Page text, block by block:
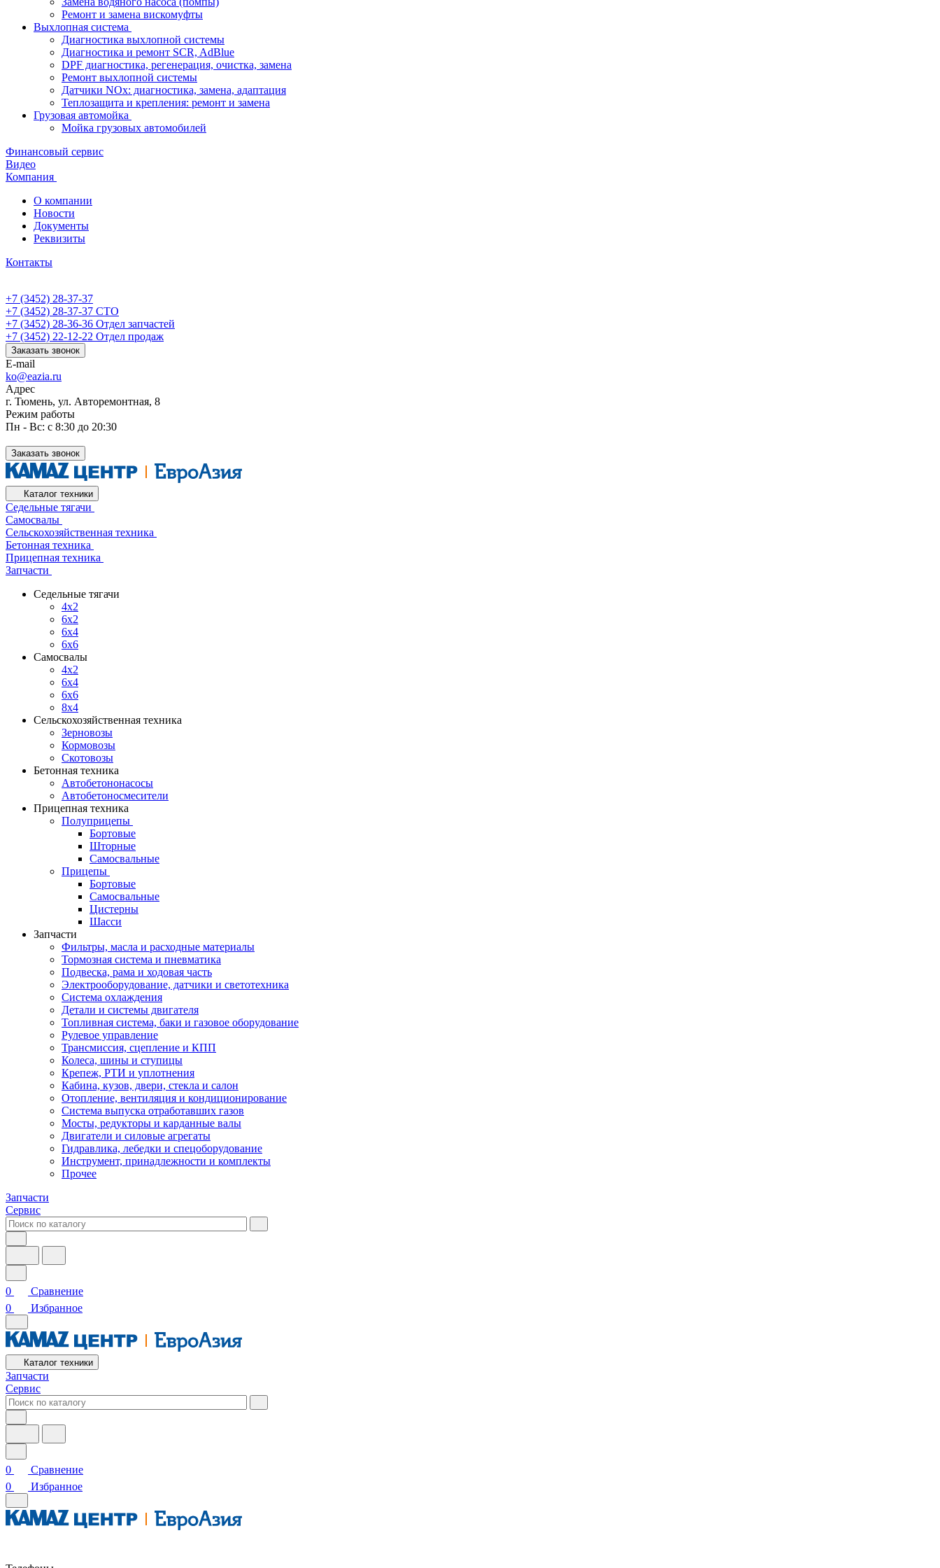
Ремонт и замена вискомуфты
Выхлопная система
Диагностика выхлопной системы
Диагностика и ремонт SCR, AdBlue
DPF диагностика, регенерация, очистка, замена
Ремонт выхлопной системы
Датчики NOx: диагностика, замена, адаптация
Теплозащита и крепления: ремонт и замена
Грузовая автомойка
Мойка грузовых автомобилей
Финансовый сервис
Видео
Компания
О компании
Новости
Документы
Реквизиты
Контакты
+7 (3452) 28-37-37
+7 (3452) 28-37-37 СТО
+7 (3452) 28-36-36 Отдел запчастей
+7 (3452) 22-12-22 Отдел продаж
Заказать звонок
E-mail
ko@eazia.ru
Адрес
г. Тюмень, ул. Авторемонтная, 8
Режим работы
Пн - Вс: с 8:30 до 20:30
Заказать звонок
Каталог техники
Седельные тягачи
Самосвалы
Сельскохозяйственная техника
Бетонная техника
Прицепная техника
Запчасти
Седельные тягачи
4x2
6x2
6x4
6x6
Самосвалы
4x2
6x4
6x6
8x4
Сельскохозяйственная техника
Зерновозы
Кормовозы
Скотовозы
Бетонная техника
Автобетононасосы
Автобетоносмесители
Прицепная техника
Полуприцепы
Бортовые
Шторные
Самосвальные
Прицепы
Бортовые
Самосвальные
Цистерны
Шасси
Запчасти
Фильтры, масла и расходные материалы
Тормозная система и пневматика
Подвеска, рама и ходовая часть
Электрооборудование, датчики и светотехника
Система охлаждения
Детали и системы двигателя
Топливная система, баки и газовое оборудование
Рулевое управление
Трансмиссия, сцепление и КПП
Колеса, шины и ступицы
Крепеж, РТИ и уплотнения
Кабина, кузов, двери, стекла и салон
Отопление, вентиляция и кондиционирование
Система выпуска отработавших газов
Мосты, редукторы и карданные валы
Двигатели и силовые агрегаты
Гидравлика, лебедки и спецоборудование
Инструмент, принадлежности и комплекты
Прочее
Запчасти
Сервис
0
Сравнение
0
Избранное
Каталог техники
Запчасти
Сервис
0
Сравнение
0
Избранное